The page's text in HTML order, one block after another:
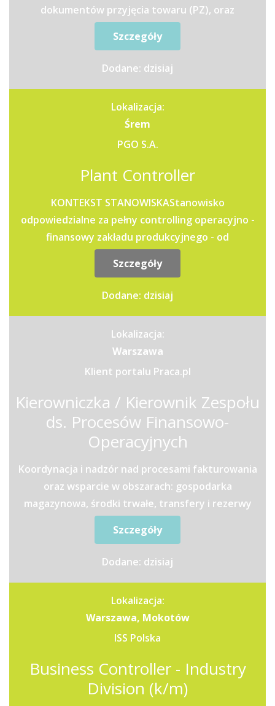
dokumentów przyjęcia towaru (PZ), oraz
usług.Precyzyjne...
Szczegóły
Dodane: dzisiaj
Lokalizacja:
Śrem
PGO S.A.
Plant Controller
KONTEKST STANOWISKAStanowisko
odpowiedzialne za pełny controlling operacyjno -
finansowy zakładu produkcyjnego - od
miesięcznego zamknięcia wyników, przez...
Szczegóły
Dodane: dzisiaj
Lokalizacja:
Warszawa
Klient portalu Praca.pl
Kierowniczka / Kierownik Zespołu
ds. Procesów Finansowo-
Operacyjnych
Koordynacja i nadzór nad procesami fakturowania
oraz wsparcie w obszarach: gospodarka
magazynowa, środki trwałe, transfery i rezerwy
kosztoweWspółpraca z...
Szczegóły
Dodane: dzisiaj
Lokalizacja:
Warszawa, Mokotów
ISS Polska
Business Controller - Industry
Division (k/m)